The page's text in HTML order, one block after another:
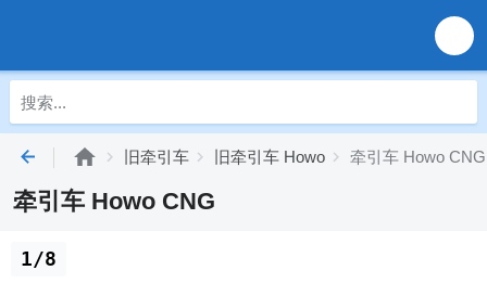
旧牵引车 旧牵引车 Howo 牵引车 Howo CNG
牵引车 Howo CNG
1/8